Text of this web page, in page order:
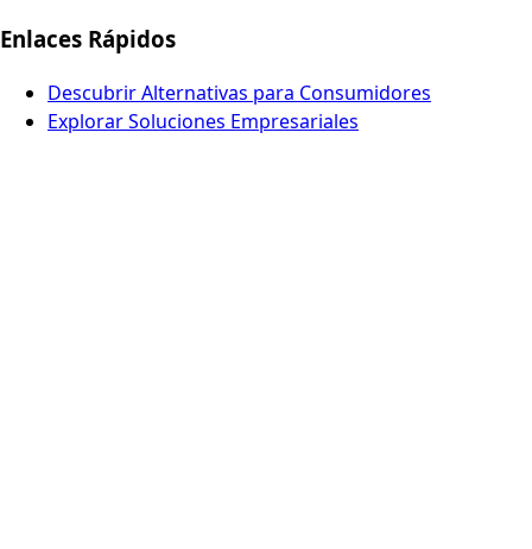
Enlaces Rápidos
Descubrir Alternativas para Consumidores
Explorar Soluciones Empresariales